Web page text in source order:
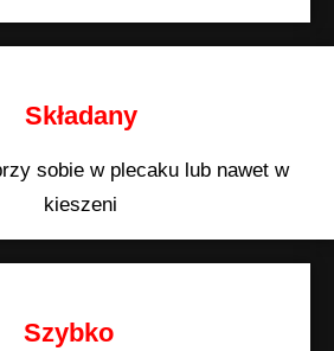
Składany
sobie w plecaku lub nawet w
kieszeni
Szybko